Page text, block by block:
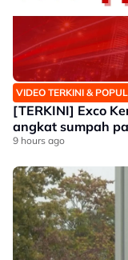
VIDEO TERKINI &
[TERKINI] Exco
angkat sumpah
9 hours ago